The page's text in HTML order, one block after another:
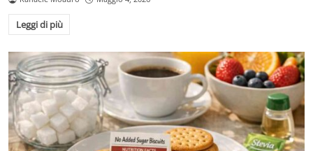
Leggi di più